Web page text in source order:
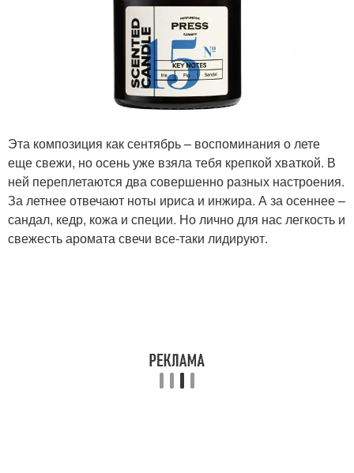
Эта композиция как сентябрь – воспоминания о лете
еще свежи, но осень уже взяла тебя крепкой хваткой. В
ней переплетаются два совершенно разных настроения.
За летнее отвечают ноты ириса и инжира. А за осеннее –
сандал, кедр, кожа и специи. Но лично для нас легкость и
свежесть аромата свечи все-таки лидируют.